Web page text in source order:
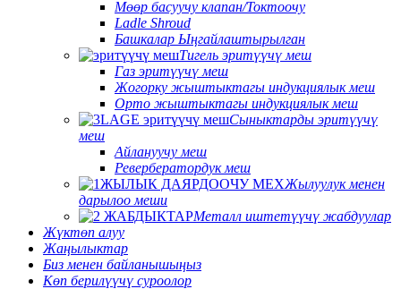
Мөөр басуучу клапан/Токтоочу
Ladle Shroud
Башкалар Ыңгайлаштырылган
Тигель эритүүчү меш
Газ эритүүчү меш
Жогорку жыштыктагы индукциялык меш
Орто жыштыктагы индукциялык меш
Сыныктарды эритүүчү
меш
Айлануучу меш
Ревербератордук меш
Жылуулук менен
дарылоо меши
Металл иштетүүчү жабдуулар
Жүктөп алуу
Жаңылыктар
Биз менен байланышыңыз
Көп берилүүчү суроолор